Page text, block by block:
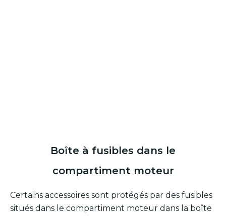
Boîte à fusibles dans le
compartiment moteur
Certains accessoires sont protégés par des fusibles
situés dans le compartiment moteur dans la boîte